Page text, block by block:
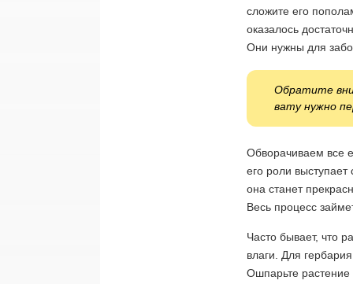
сложите его
оказалось
Они нужны для
Обратите
вату нужно
Обворачиваем все
его роли выступает
она станет
Весь процесс
Часто бывает, что
влаги. Для
Ошпарьте растение